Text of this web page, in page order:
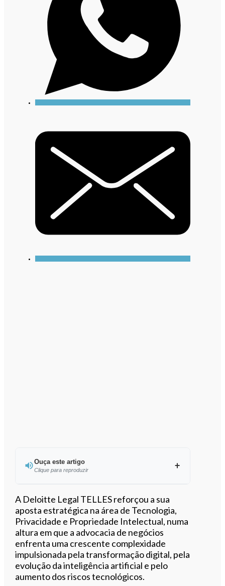
Ouça este artigo
Clique para reproduzir
Ouvir este artigo
A Deloitte Legal TELLES reforçou a sua
aposta estratégica na área de Tecnologia,
Privacidade e Propriedade Intelectual, numa
altura em que a advocacia de negócios
enfrenta uma crescente complexidade
impulsionada pela transformação digital, pela
evolução da inteligência artificial e pelo
aumento dos riscos tecnológicos.